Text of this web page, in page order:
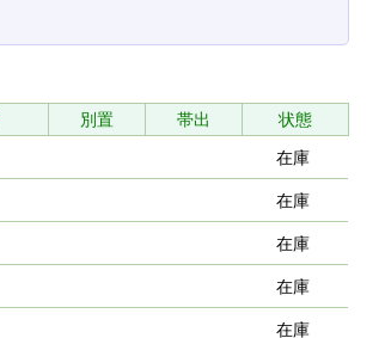
別置 帯出
状態
在庫
在庫
在庫
在庫
在庫